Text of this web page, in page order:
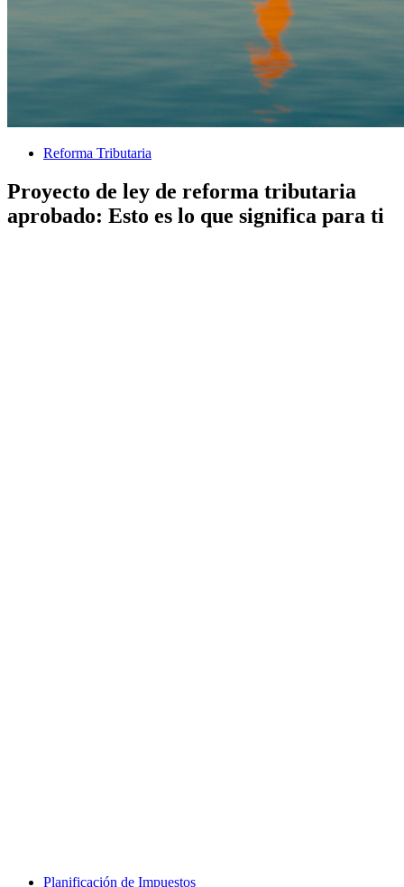
Reforma Tributaria
Proyecto de ley de reforma tributaria
aprobado: Esto es lo que significa para ti
Planificación de Impuestos